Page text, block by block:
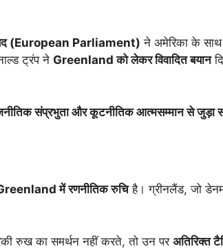
(European Parliament) ने अमेरिका के साथ
ट्रंप ने Greenland को लेकर विवादित बयान
संप्रभुता और कूटनीतिक आत्मसम्मान से जुड़ा
में रणनीतिक रुचिहै। ग्रीनलैंड, जो
रुख का समर्थन नहीं करते, तो उन परअतिरिक्त